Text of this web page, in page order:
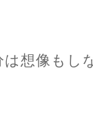
は想像もし